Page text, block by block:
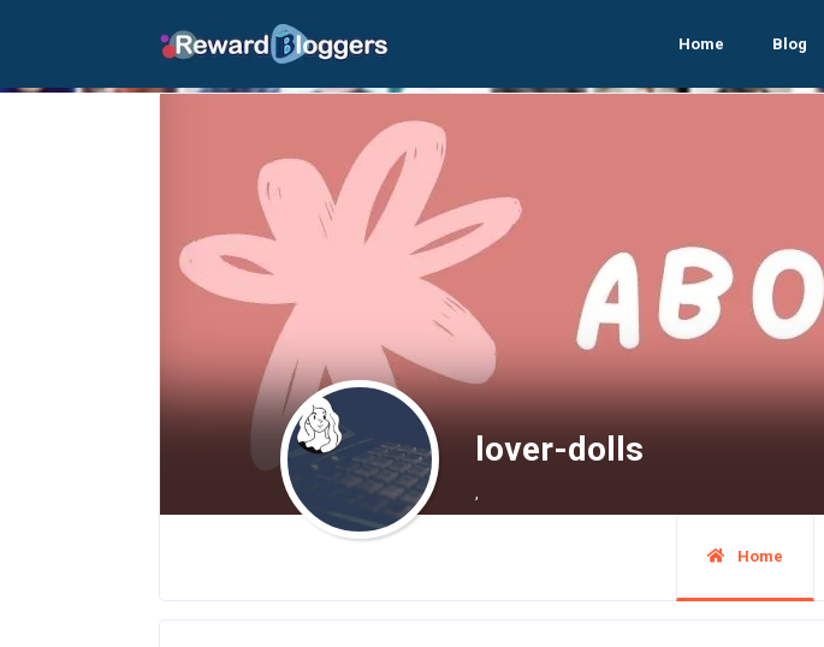
Home Blog
lover-dolls
,
Home